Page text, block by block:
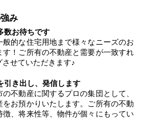
み
数お待ちです
般的な住宅用地まで様々なニーズのお
す！ご所有の不動産と需要が一致すれ
せていただきます♪
引き出し、発信します
不動産に関するプロの集団として、
をお預かりいたします。ご所有の不動
徴、将来性等、物件が個々にもってい